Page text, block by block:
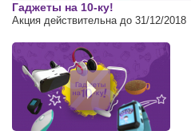
Гаджеты на 10-ку!
Акция действительна до 31/12/2018